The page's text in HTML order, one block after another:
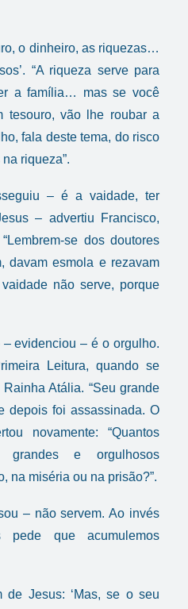
o dinheiro, as riquezas…
“A riqueza serve para
a família… mas se você
tesouro, vão lhe roubar a
fala deste tema, do risco
riqueza”.
– é a vaidade, ter
– advertiu Francisco,
se dos doutores
davam esmola e rezavam
não serve, porque
evidenciou – é o orgulho.
Leitura, quando se
Atália. “Seu grande
depois foi assassinada. O
novamente: “Quantos
grandes e orgulhosos
na miséria ou na prisão?”.
– não servem. Ao invés
que acumulemos
de Jesus: ‘Mas, se o seu